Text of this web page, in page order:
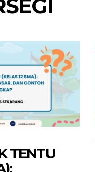
TENTU